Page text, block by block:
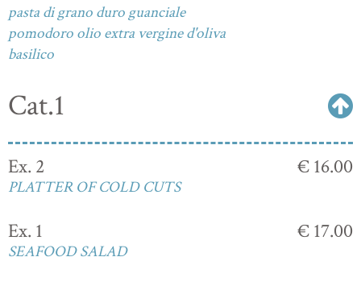
pasta di grano duro guanciale
pomodoro olio extra vergine d'oliva
basilico
Cat.1
Ex. 2
PLATTER OF COLD CUTS
€ 16.00
Ex. 1
SEAFOOD SALAD
€ 17.00